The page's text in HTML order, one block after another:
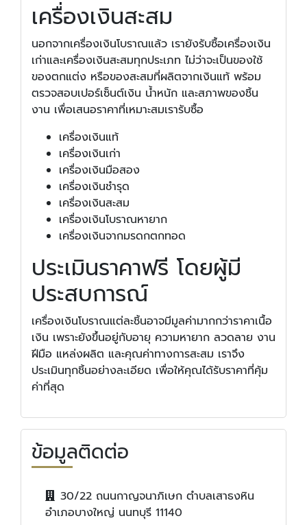
เครื่องเงินสะสม
นอกจากเครื่องเงินโบราณแล้ว เรายังรับซื้อเครื่องเงิน
เก่าและเครื่องเงินสะสมทุกประเภท ไม่ว่าจะเป็นของใช้
ของตกแต่ง หรือของสะสมที่ผลิตจากเงินแท้ พร้อม
ตรวจสอบเปอร์เซ็นต์เงิน น้ำหนัก และสภาพของชิ้น
งาน เพื่อเสนอราคาที่เหมาะสมเรารับซื้อ
เครื่องเงินแท้
เครื่องเงินเก่า
เครื่องเงินมือสอง
เครื่องเงินชำรุด
เครื่องเงินสะสม
เครื่องเงินโบราณหายาก
เครื่องเงินจากมรดกตกทอด
ประเมินราคาฟรี โดยผู้มี
ประสบการณ์
เครื่องเงินโบราณแต่ละชิ้นอาจมีมูลค่ามากกว่าราคาเนื้อ
เงิน เพราะยังขึ้นอยู่กับอายุ ความหายาก ลวดลาย งาน
ฝีมือ แหล่งผลิต และคุณค่าทางการสะสม เราจึง
ประเมินทุกชิ้นอย่างละเอียด เพื่อให้คุณได้รับราคาที่คุ้ม
ค่าที่สุด
ข้อมูลติดต่อ
30/22 ถนนกาญจนาภิเษก ตำบลเสาธงหิน
อำเภอบางใหญ่ นนทบุรี 11140